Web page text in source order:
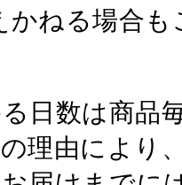
かねる場合
日数は商品
理由により